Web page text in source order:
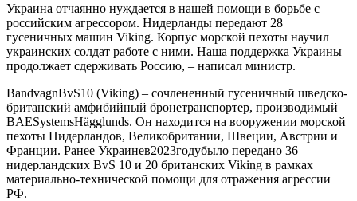
Украина отчаянно нуждается в нашей помощи в борьбе с
российским агрессором. Нидерланды передают 28
гусеничных машин Viking. Корпус морской пехоты научил
украинских солдат работе с ними. Наша поддержка Украины
продолжает сдерживать Россию, – написал министр.
BandvagnBvS10 (Viking) – сочлененный гусеничный шведско-
британский амфибийный бронетранспортер, производимый
BAESystemsHägglunds. Он находится на вооружении морской
пехоты Нидерландов, Великобритании, Швеции, Австрии и
Франции. Ранее Украинев2023годубыло передано 36
нидерландских BvS 10 и 20 британских Viking в рамках
материально-технической помощи для отражения агрессии
РФ.